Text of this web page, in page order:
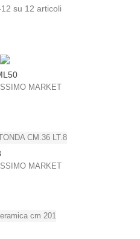
su 12 articoli
MARKET
MARKET